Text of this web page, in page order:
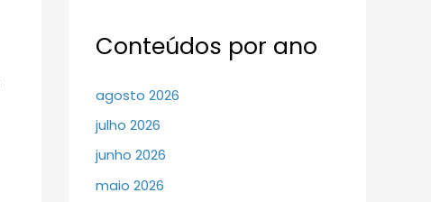
Conteúdos por ano
agosto 2026
julho 2026
junho 2026
maio 2026